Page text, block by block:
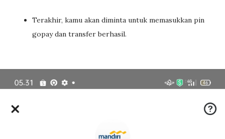
Terakhir, kamu akan diminta untuk memasukkan pin
gopay dan transfer berhasil.